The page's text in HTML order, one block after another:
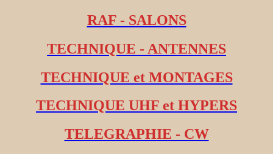
RAF - SALONS
TECHNIQUE - ANTENNES
TECHNIQUE et MONTAGES
TECHNIQUE UHF et HYPERS
TELEGRAPHIE - CW